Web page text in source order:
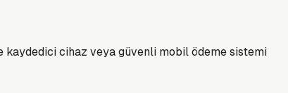
kaydedici cihaz veya güvenli mobil ödeme sistemi